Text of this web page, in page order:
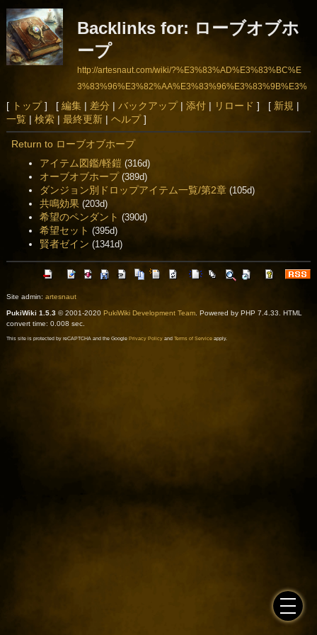
Backlinks for: ローブオブホ
ープ
http://artesnaut.com/wiki/?%E3%83%AD%E3%83%BC%E
3%83%96%E3%82%AA%E3%83%96%E3%83%9B%E3%
83%BC%E3%83%97
[ トップ] [ 編集| 差分 | バックアップ| 添付| リロード ] [ 新規 |
一覧| 検索| 最終更新| ヘルプ]
Return to ローブオブホープ
アイテム図鑑/軽鎧 (316d)
オーブオブホープ(389d)
ダンジョン別ドロップアイテム一覧/第2章 (105d)
共鳴効果 (203d)
希望のペンダント (390d)
希望セット (395d)
賢者ゼイン (1341d)
Site admin: artesnaut
PukiWiki 1.5.3© 2001-2020 PukiWiki Development Team. Powered by PHP 7.4.33. HTML
convert time: 0.008 sec.
This site is protected by reCAPTCHA and the Google Privacy Policyand Terms of Serviceapply.